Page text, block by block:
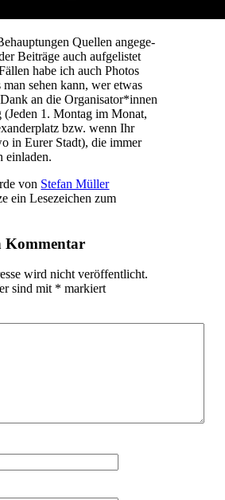
Quel­len ange­ge­
Bei­trä­ge auch auf­ge­lis­tet
habe ich auch Pho­tos
man sehen kann, wer etwas
an die Organisator*innen
1. Mon­tag im Monat,
bzw. wenn Ihr
in Eurer Stadt), die immer
einladen.
von Stefan Müller
ein Lesezeichen zum
Kommentar
wird nicht veröffentlicht.
sind mit * markiert